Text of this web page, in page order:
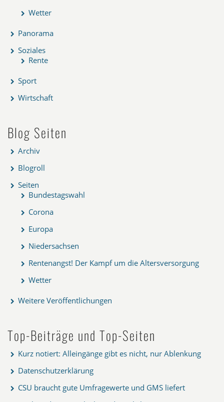
Wetter
Panorama
Soziales
Rente
Sport
Wirtschaft
Blog Seiten
Archiv
Blogroll
Seiten
Bundestagswahl
Corona
Europa
Niedersachsen
Rentenangst! Der Kampf um die Altersversorgung
Wetter
Weitere Veröffentlichungen
Top-Beiträge und Top-Seiten
Kurz notiert: Alleingänge gibt es nicht, nur Ablenkung
Datenschutzerklärung
CSU braucht gute Umfragewerte und GMS liefert